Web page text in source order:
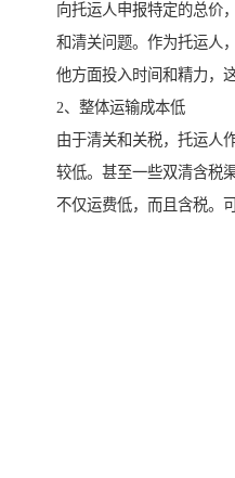
向托运人申报特定的总价
和清关问题。作为托运人
他方面投入时间和精力，
2、整体运输成本低
由于清关和关税，托运人
较低。甚至一些双清含税
不仅运费低，而且含税。